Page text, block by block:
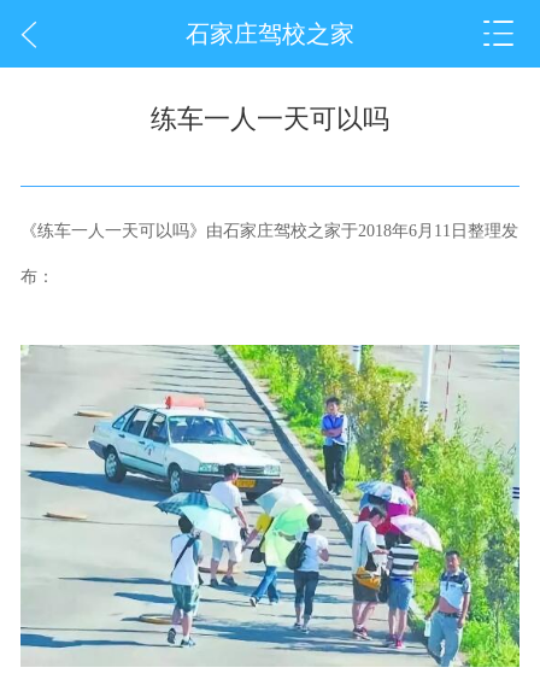
石家庄驾校之家
练车一人一天可以吗
《练车一人一天可以吗》由石家庄驾校之家于2018年6月11日整理发
布：